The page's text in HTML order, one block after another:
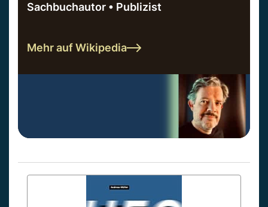
Sachbuchautor • Publizist
Mehr auf Wikipedia